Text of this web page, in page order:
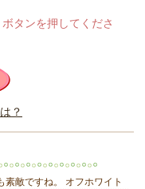
タンを押してくださ
？
敵ですね。 オフホワイト